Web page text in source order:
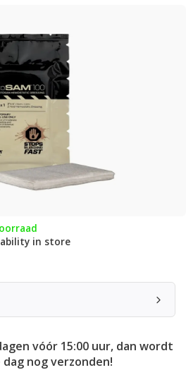
in store
vóór 15:00 uur, dan wordt
nog verzonden!